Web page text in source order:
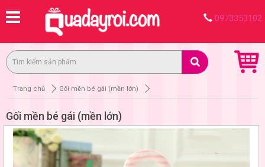
0973353102
Trang chủ Gối mền bé gái (mền lớn)
Gối mền bé gái (mền lớn)